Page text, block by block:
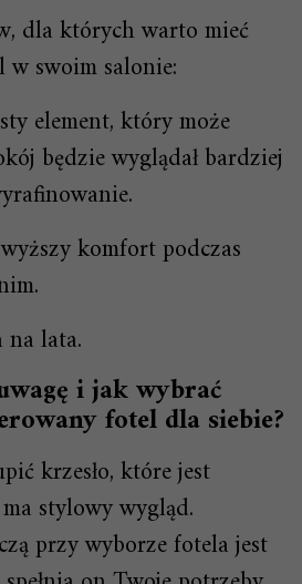
dla których warto mieć
swoim salonie:
element, który może
będzie wyglądał bardziej
komfort podczas
lata.
i jak wybrać
fotel dla siebie?
krzesło, które jest
stylowy wygląd.
przy wyborze fotela jest